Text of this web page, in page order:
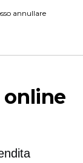
annullare
online